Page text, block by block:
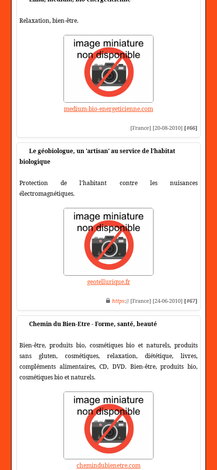
Relaxation, bien-être.
medium-bio-energeticienne.com
[France] [20-08-2010] [#66]
Le géobiologue, un 'artisan' au service de l'habitat
biologique
Protection de l'habitant contre les nuisances
électromagnétiques.
geotellurique.fr
https:// [France] [24-06-2010] [#67]
Chemin du Bien-Etre - Forme, santé, beauté
Bien-être, produits bio, cosmétiques bio et naturels, produits
sans gluten, cosmétiques, relaxation, diététique, livres,
compléments alimentaires, CD, DVD. Bien-être, produits bio,
cosmétiques bio et naturels.
chemindubienetre.com